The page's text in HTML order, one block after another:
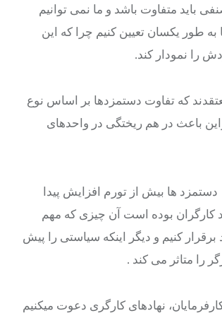
باید متفاوت باشد و ما نمی توانیم
طور یکسان تعیین کنیم چرا که این
را نمودار کند.
که تفاوت دستمزدها بر اساس نوع
باعث در هم ریختگی در واحدهای
وی افزود: بر اساس تجربه سال های گذشته در سال های مختلف، مثل سال ۱۳۹۲ تا ۱۳۹۶ و سال ۱۴۰۰ دستمزد ها بیش از تورم افزایش پیدا
کارگران بوده است آن چیزی که مهم
کنیم و دیگر اینکه سیاستی را پیش
را متاثر می کند .
نهادهای کارگری دعوت میکنیم